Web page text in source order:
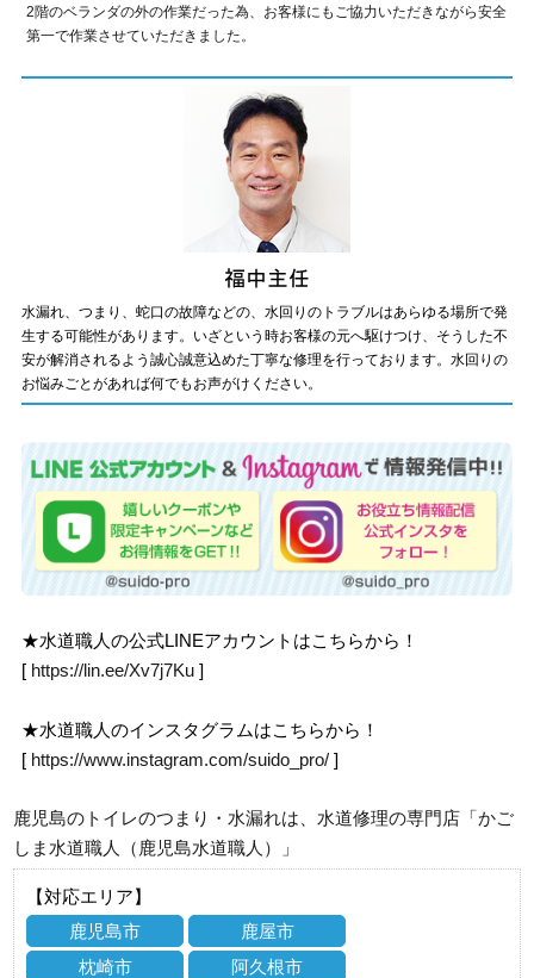
2階のベランダの外の作業だった為、お客様にもご協力いただきながら安全
第一で作業させていただきました。
水漏れ、つまり、蛇口の故障などの、水回りのトラブルはあらゆる場所で発
生する可能性があります。いざという時お客様の元へ駆けつけ、そうした不
安が解消されるよう誠心誠意込めた丁寧な修理を行っております。水回りの
お悩みごとがあれば何でもお声がけください。
★水道職人の公式LINEアカウントはこちらから！
[ https://lin.ee/Xv7j7Ku ]
★水道職人のインスタグラムはこちらから！
[ https://www.instagram.com/suido_pro/ ]
鹿児島のトイレのつまり・水漏れは、水道修理の専門店「かご
しま水道職人（鹿児島水道職人）」
【対応エリア】
鹿児島市
鹿屋市
枕崎市
阿久根市